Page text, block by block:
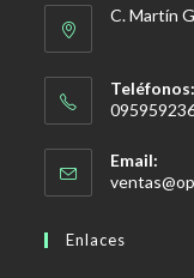
C. Martín
Teléfonos:
Email:
Enlaces